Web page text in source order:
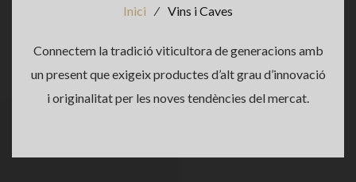
Inici ⁄ Vins i Caves
Connectem la tradició viticultora de generacions amb
un present que exigeix productes d’alt grau d’innovació
i originalitat per les noves tendències del mercat.